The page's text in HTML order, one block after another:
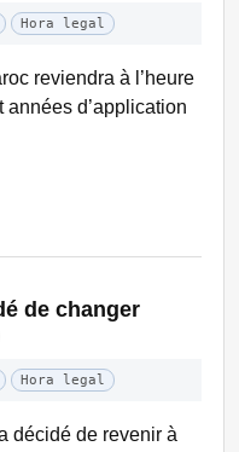
Hora legal
reviendra à l’heure
d’application
de changer
Hora legal
décidé de revenir à